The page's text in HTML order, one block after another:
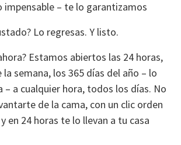
impensable – te lo garantizamos
Lo regresas. Y listo.
Estamos abiertos las 24 horas,
la semana, los 365 días del año – lo
– a cualquier hora, todos los días. No
de la cama, con un clic orden
en 24 horas te lo llevan a tu casa